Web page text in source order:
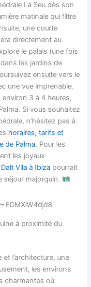
La Seu dès son
matinale qui filtre
une courte
directement au
le palais (une fois
les jardins de
ensuite vers le
une vue imprenable.
environ 3 à 4 heures,
Si vous souhaitez
n’hésitez pas à
horaires, tarifs et
de Palma. Pour les
les joyaux
Dalt Vila à Ibiza pourrait
séjour majorquin.
à proximité du
l’architecture, une
les environs
charmantes où